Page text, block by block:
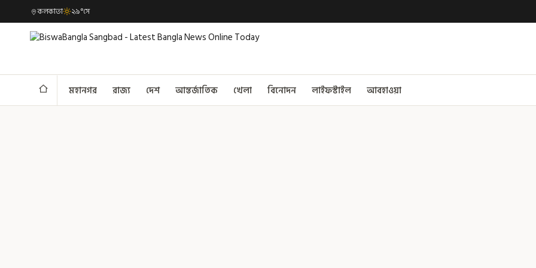
কলকাতা ২৯°সে
মহানগর রাজ্য দেশ আন্তর্জাতিক খেলা বিনোদন লাইফস্টাইল আবহাওয়া